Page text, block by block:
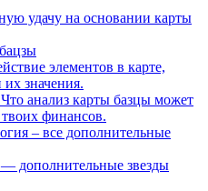
удачу на основании карты
элементов в карте,
значения.
анализ карты базцы может
финансов.
– все дополнительные
дополнительные звезды